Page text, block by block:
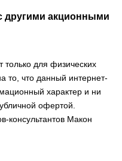
другими акционными
только для физических
что данный интернет-
характер и ни
офертой.
консультантов Макон